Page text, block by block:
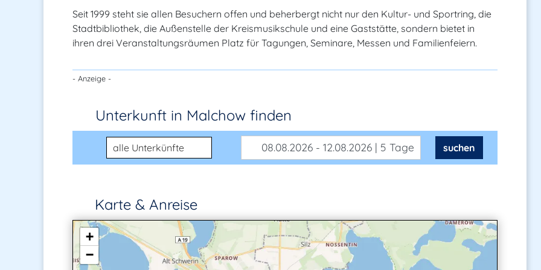
Seit 1999 steht sie allen Besuchern offen und beherbergt nicht nur den Kultur- und Sportring, die
Stadtbibliothek, die Außenstelle der Kreismusikschule und eine Gaststätte, sondern bietet in
ihren drei Veranstaltungsräumen Platz für Tagungen, Seminare, Messen und Familienfeiern.
- Anzeige -
Unterkunft in Malchow finden
Unterkunftsart 08.08.2026 - 12.08.2026 | 5 Tage suchen
Karte & Anreise
+
−